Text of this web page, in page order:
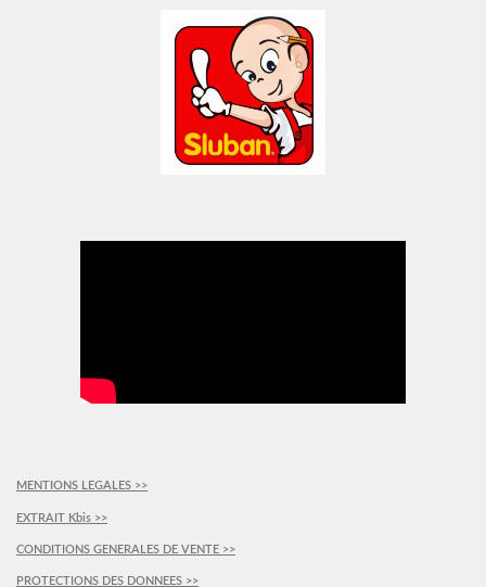
MENTIONS LEGALES >>
EXTRAIT Kbis >>
CONDITIONS GENERALES DE VENTE >>
PROTECTIONS DES DONNEES >>